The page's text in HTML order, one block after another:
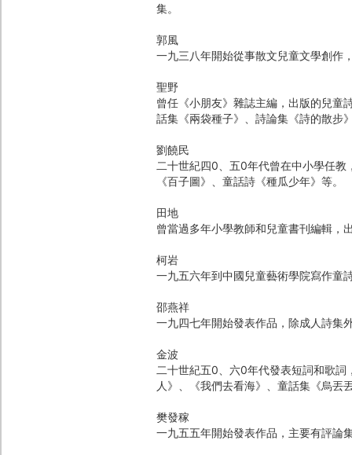
集。
郭風
一九三八年開始從事散文兒童文學創作
聖野
曾任《小朋友》雜誌主編，出版的兒童
話集《兩袋種子》、詩論集《詩的散步
劉饒民
二十世紀四0、五0年代曾在中小學任
《百子圖》、童話詩《種瓜少年》等。
田地
曾當過多年小學教師和兒童書刊編輯，
柯岩
一九五六年到中國兒童藝術學院寫作童
邵燕祥
一九四七年開始發表作品，除成人詩集
金波
二十世紀五0、六0年代發表短詞和歌
人》、《我們去看海》、童話集《烏丟
樊發稼
一九五五年開始發表作品，主要有評論